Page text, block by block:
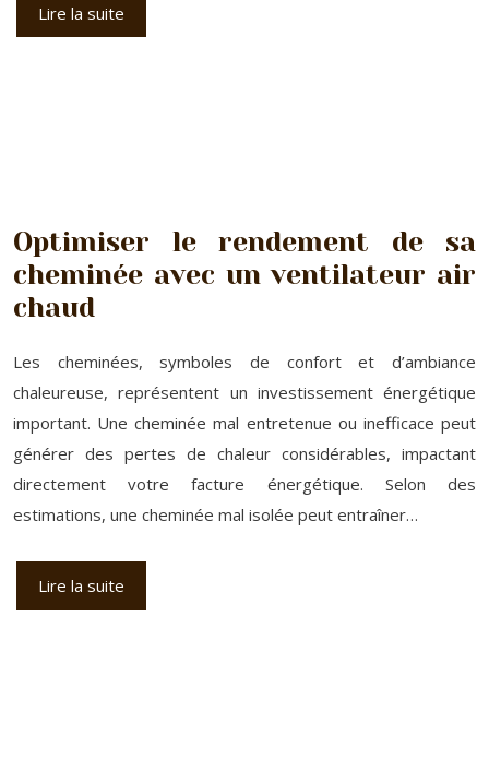
Lire la suite
Optimiser le rendement de sa
cheminée avec un ventilateur air
chaud
Les cheminées, symboles de confort et d’ambiance
chaleureuse, représentent un investissement énergétique
important. Une cheminée mal entretenue ou inefficace peut
générer des pertes de chaleur considérables, impactant
directement votre facture énergétique. Selon des
estimations, une cheminée mal isolée peut entraîner…
Lire la suite